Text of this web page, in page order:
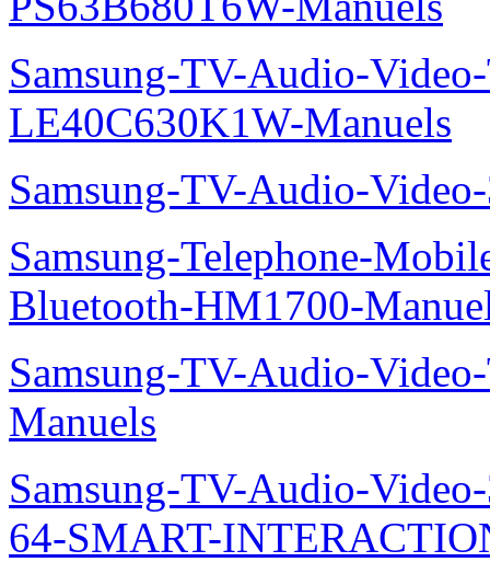
Samsung-TV-Audio-
LE40C630K1W-Manuels
Samsung-TV-Audio-
Samsung-Telephone-
Bluetooth-HM1700-
Samsung-TV-Audio-
Manuels
Samsung-TV-Audio-
64-SMART-